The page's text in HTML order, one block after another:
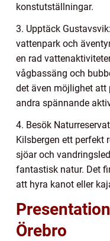
konstutställningar.
3. Upptäck
vattenpark och
en rad
vågbassäng och
det även möjlighet
andra spännande
4. Besök
Kilsbergen ett perfekt
sjöar och
fantastisk natur. Det
att hyra kanot eller
Örebro